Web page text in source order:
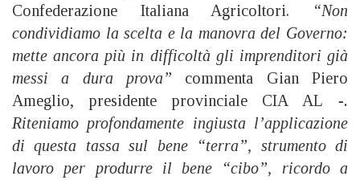
Confederazione Italiana Agricoltori.
“Non
condividiamo la scelta e la manovra del Governo:
mette ancora più in difficoltà gli imprenditori già
messi a dura prova” commenta Gian Piero
Ameglio, presidente provinciale CIA AL -.
Riteniamo profondamente ingiusta l’applicazione
di questa tassa sul bene “terra”, strumento di
lavoro per produrre il bene “cibo”, ricordo a